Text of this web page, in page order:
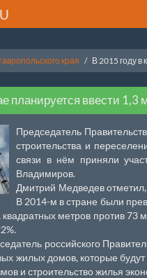
края В 2015 году
планируется ввести
Председатель
строительства и
связи в нём приняли
Владимиров.
Дмитрий Медведев
В 2014-м в стране были
метров против 73
российского
жилых домов, которые
и строительство жилья